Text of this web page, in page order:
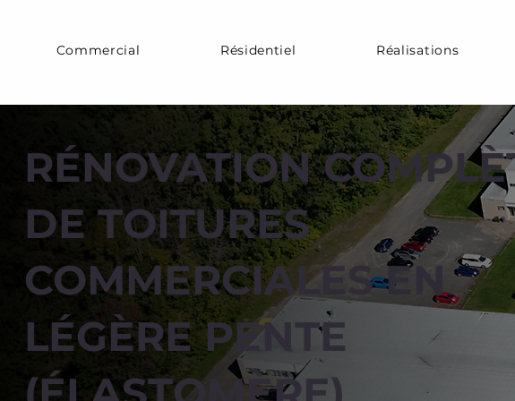
Commercial Résidentiel Réalisations
RÉNOVATION
DE TOITURES
COMMERCIALES EN
LÉGÈRE PENTE